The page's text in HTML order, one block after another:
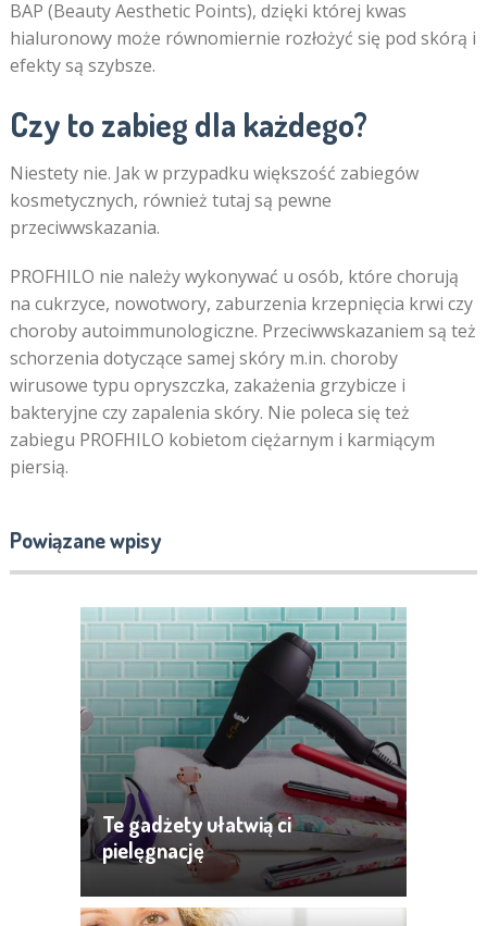
BAP (Beauty Aesthetic Points), dzięki której kwas
hialuronowy może równomiernie rozłożyć się pod skórą i
efekty są szybsze.
Czy to zabieg dla każdego?
Niestety nie. Jak w przypadku większość zabiegów
kosmetycznych, również tutaj są pewne
przeciwwskazania.
PROFHILO nie należy wykonywać u osób, które chorują
na cukrzyce, nowotwory, zaburzenia krzepnięcia krwi czy
choroby autoimmunologiczne. Przeciwwskazaniem są też
schorzenia dotyczące samej skóry m.in. choroby
wirusowe typu opryszczka, zakażenia grzybicze i
bakteryjne czy zapalenia skóry. Nie poleca się też
zabiegu PROFHILO kobietom ciężarnym i karmiącym
piersią.
Powiązane wpisy
Te gadżety ułatwią ci
pielęgnację